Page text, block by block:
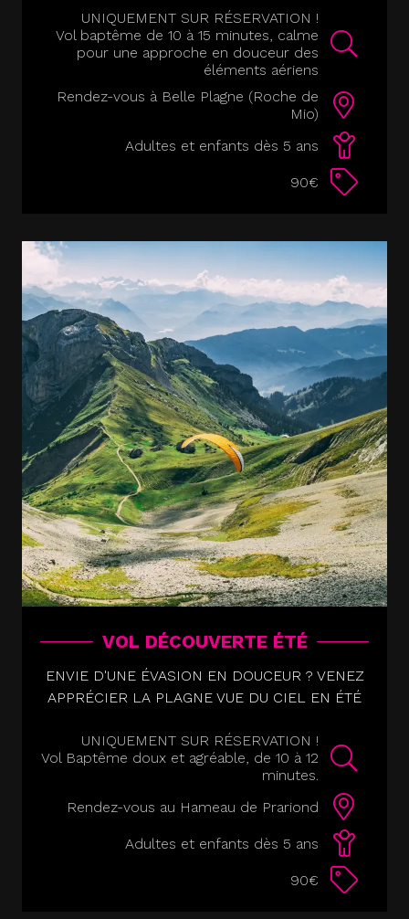
UNIQUEMENT SUR RÉSERVATION !
Vol baptême de 10 à 15 minutes, calme
pour une approche en douceur des
éléments aériens
Rendez-vous à Belle Plagne (Roche de
Mio)
Adultes et enfants dès 5 ans
90€
VOL DÉCOUVERTE ÉTÉ
ENVIE D'UNE ÉVASION EN DOUCEUR ? VENEZ
APPRÉCIER LA PLAGNE VUE DU CIEL EN ÉTÉ
UNIQUEMENT SUR RÉSERVATION !
Vol Baptême doux et agréable, de 10 à 12
minutes.
Rendez-vous au Hameau de Prariond
Adultes et enfants dès 5 ans
90€